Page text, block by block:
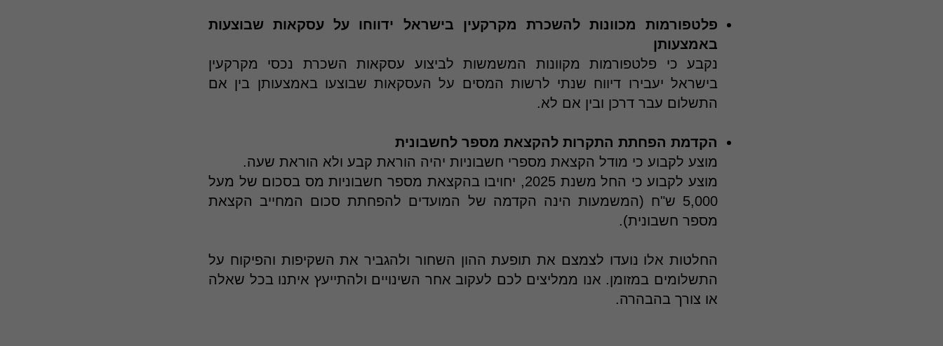
פלטפורמות מכוונות להשכרת מקרקעין בישראל ידווחו על עסקאות שבוצעות
באמצעותן
נקבע כי פלטפורמות מקוונות המשמשות לביצוע עסקאות השכרת נכסי מקרקעין
בישראל יעבירו דיווח שנתי לרשות המסים על העסקאות שבוצעו באמצעותן בין אם
התשלום עבר דרכן ובין אם לא.
הקדמת הפחתת התקרות להקצאת מספר לחשבונית
מוצע לקבוע כי מודל הקצאת מספרי חשבוניות יהיה הוראת קבע ולא הוראת שעה.
מוצע לקבוע כי החל משנת 2025, יחויבו בהקצאת מספר חשבוניות מס בסכום של מעל
5,000 ש"ח (המשמעות הינה הקדמה של המועדים להפחתת סכום המחייב הקצאת
מספר חשבונית).
החלטות אלו נועדו לצמצם את תופעת ההון השחור ולהגביר את השקיפות והפיקוח על
התשלומים במזומן. אנו ממליצים לכם לעקוב אחר השינויים ולהתייעץ איתנו בכל שאלה
או צורך בהבהרה.